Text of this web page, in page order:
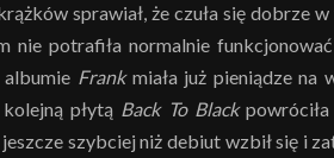
sprawiał, że czuła się dobrze
potrafiła normalnie
Frankmiała już pieniądze na
płytą Back To Black
szybciej niż debiut wzbił się i